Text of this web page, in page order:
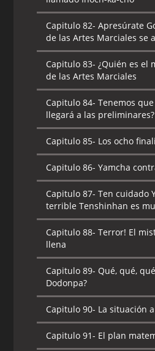
Capitulo 82- Apresúrate
de las Artes Marciales se
Capitulo 83- ¿Quién es el
de las Artes Marciales
Capitulo 84- Tenemos
llegará a las preliminares?
Capitulo 85- Los ocho
Capitulo 86- Yamcha
Capitulo 87- Ten cuidado
terrible Tenshinhan es
Capitulo 88- Terror! El
llena
Capitulo 89- Qué, qué,
Dodonpa?
Capitulo 90- La situación
Capitulo 91- El plan